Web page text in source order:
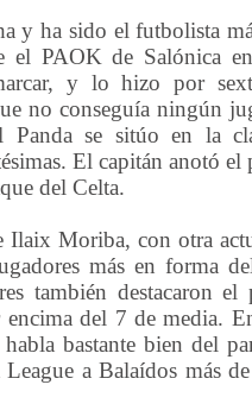
y ha sido el futbolista
el PAOK de Salónica
y lo hizo por
no conseguía ningún
se sitúo en la
El capitán anotó
del Celta.
Ilaix Moriba, con otra
más en forma
también destacaron
del 7 de media.
bastante bien del
a Balaídos más